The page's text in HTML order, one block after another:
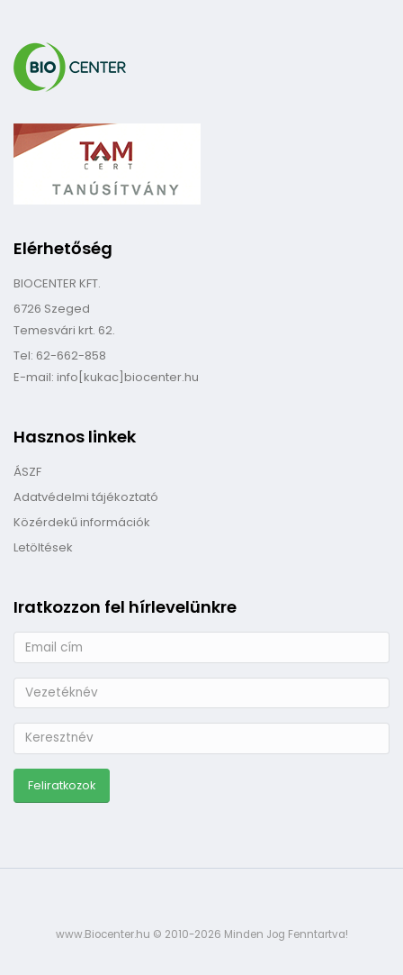
Elérhetőség
BIOCENTER KFT.
6726 Szeged
Temesvári krt. 62.
Tel: 62-662-858
E-mail: info[kukac]biocenter.hu
Hasznos linkek
ÁSZF
Adatvédelmi tájékoztató
Közérdekű információk
Letöltések
Iratkozzon fel hírlevelünkre
www.Biocenter.hu © 2010-2026 Minden Jog Fenntartva!